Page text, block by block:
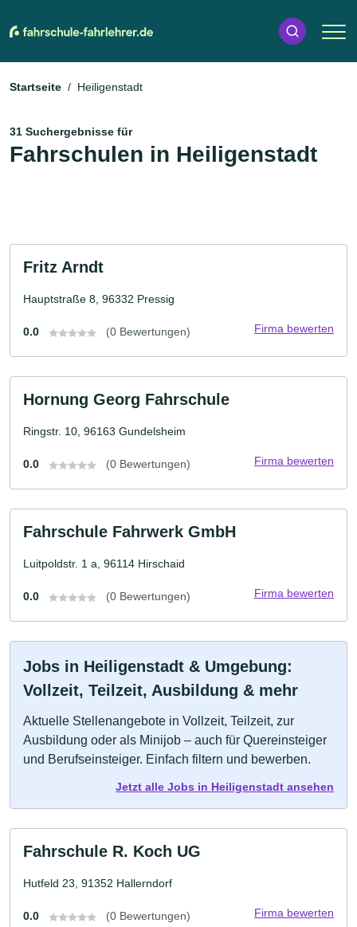
Startseite Heiligenstadt
31 Suchergebnisse für
Fahrschulen in Heiligenstadt
Fritz Arndt
Hauptstraße 8, 96332 Pressig
0.0 (0 Bewertungen) Firma bewerten
Hornung Georg Fahrschule
Ringstr. 10, 96163 Gundelsheim
0.0 (0 Bewertungen) Firma bewerten
Fahrschule Fahrwerk GmbH
Luitpoldstr. 1 a, 96114 Hirschaid
0.0 (0 Bewertungen) Firma bewerten
Jobs in Heiligenstadt & Umgebung:
Vollzeit, Teilzeit, Ausbildung & mehr
Aktuelle Stellenangebote in Vollzeit, Teilzeit, zur
Ausbildung oder als Minijob – auch für Quereinsteiger
und Berufseinsteiger. Einfach filtern und bewerben.
Jetzt alle Jobs in Heiligenstadt ansehen
Fahrschule R. Koch UG
Hutfeld 23, 91352 Hallerndorf
0.0 (0 Bewertungen) Firma bewerten